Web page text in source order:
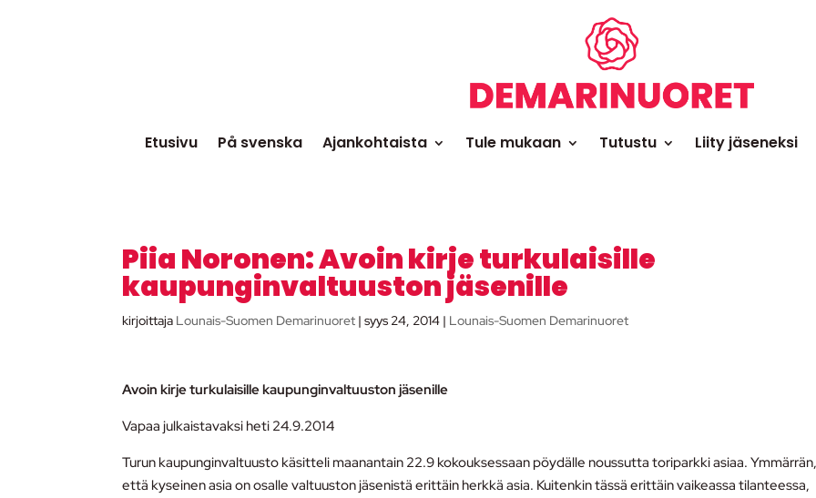
Etusivu På svenska Ajankohtaista Tule mukaan Tutustu Liity jäseneksi
Piia Noronen: Avoin kirje turkulaisille
kaupunginvaltuuston jäsenille
kirjoittaja Lounais-Suomen Demarinuoret |syys 24, 2014 | Lounais-Suomen Demarinuoret
Avoin kirje turkulaisille kaupunginvaltuuston jäsenille
Vapaa julkaistavaksi heti 24.9.2014
Turun kaupunginvaltuusto käsitteli maanantain 22.9 kokouksessaan pöydälle noussutta toriparkki asiaa.
että kyseinen asia on osalle valtuuston jäsenistä erittäin herkkä asia. Kuitenkin tässä erittäin vaikeassa tilanteessa,